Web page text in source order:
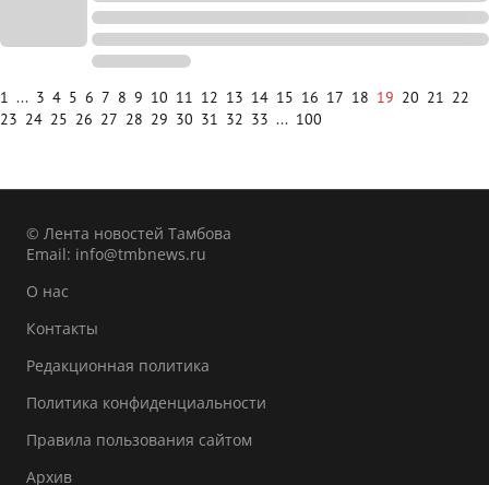
1 ... 3 4 5 6 7 8 9 10 11 12 13 14 15 16 17 18 19 20 21 22
23 24 25 26 27 28 29 30 31 32 33 ... 100
© Лента новостей Тамбова
Email: info@tmbnews.ru
О нас
Контакты
Редакционная политика
Политика конфиденциальности
Правила пользования сайтом
Архив